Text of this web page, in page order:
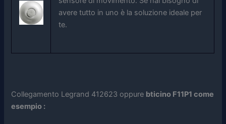
avere tutto in uno è la soluzione ideale per
te.
Collegamento Legrand 412623 oppure bticino F11P1 come
esempio :